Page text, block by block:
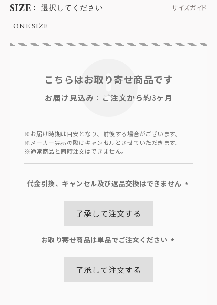
SIZE 選択してください
サイズガイド
ONE SIZE
こちらはお取り寄せ商品です
お届け見込み：ご注文から約3ヶ月
※お届け時期は目安となり、前後する場合がございます。
※メーカー完売の際はキャンセルとさせていただきます。
※通常商品と同時注文はできません。
代金引換、キャンセル及び返品交換はできません
了承して注文する
お取り寄せ商品は単品でご注文ください
了承して注文する